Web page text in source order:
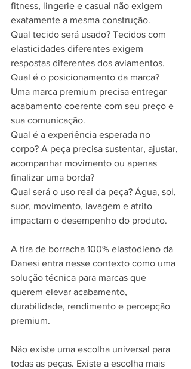
fitness, lingerie e casual não exigem
exatamente a mesma construção.
Qual tecido será usado? Tecidos com
elasticidades diferentes exigem
respostas diferentes dos aviamentos.
Qual é o posicionamento da marca?
Uma marca premium precisa entregar
acabamento coerente com seu preço e
sua comunicação.
Qual é a experiência esperada no
corpo? A peça precisa sustentar, ajustar,
acompanhar movimento ou apenas
finalizar uma borda?
Qual será o uso real da peça? Água, sol,
suor, movimento, lavagem e atrito
impactam o desempenho do produto.
A tira de borracha 100% elastodieno da
Danesi entra nesse contexto como uma
solução técnica para marcas que
querem elevar acabamento,
durabilidade, rendimento e percepção
premium.
Não existe uma escolha universal para
todas as peças. Existe a escolha mais